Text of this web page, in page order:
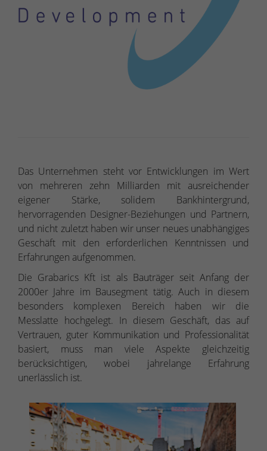
Das Unternehmen steht vor Entwicklungen im Wert
von mehreren zehn Milliarden mit ausreichender
eigener Stärke, solidem Bankhintergrund,
hervorragenden Designer-Beziehungen und Partnern,
und nicht zuletzt haben wir unser neues unabhängiges
Geschäft mit den erforderlichen Kenntnissen und
Erfahrungen aufgenommen.
Die Grabarics Kft ist als Bauträger seit Anfang der
2000er Jahre im Bausegment tätig. Auch in diesem
besonders komplexen Bereich haben wir die
Messlatte hochgelegt. In diesem Geschäft, das auf
Vertrauen, guter Kommunikation und Professionalität
basiert, muss man viele Aspekte gleichzeitig
berücksichtigen, wobei jahrelange Erfahrung
unerlässlich ist.